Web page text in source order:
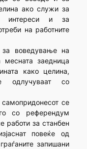
ако служи за
интереси и за
на работните
воведување на
месната заедница
како целина,
одлучуваат со
се
со референдум
работи за станбен
повеќе од
запишани